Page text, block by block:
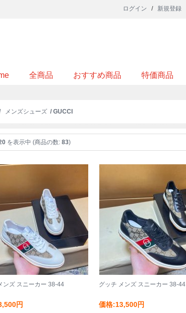
ログイン / 新規登録
全商品 おすすめ商品 特価商品
メンズシューズ / GUCCI
を表示中 (商品の数: 83)
ンズ スニーカー 38-44
円
グッチ メンズ スニーカー 38-44
価格:13,500円